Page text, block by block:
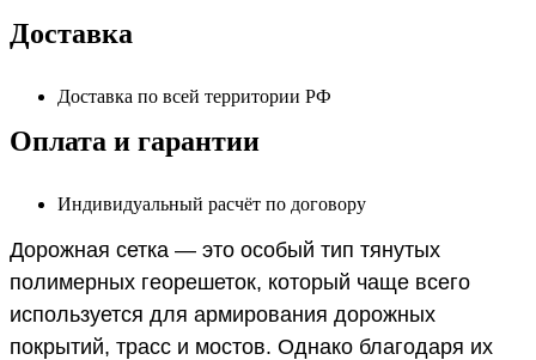
Доставка
Доставка по всей территории РФ
Оплата и гарантии
Индивидуальный расчёт по договору
Дорожная сетка — это особый тип тянутых
полимерных георешеток, который чаще всего
используется для армирования дорожных
покрытий, трасс и мостов. Однако благодаря их